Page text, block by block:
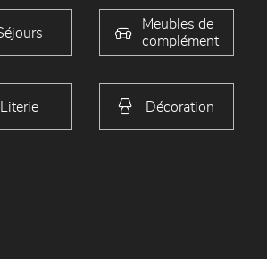
Meubles de
complément
Literie Décoration